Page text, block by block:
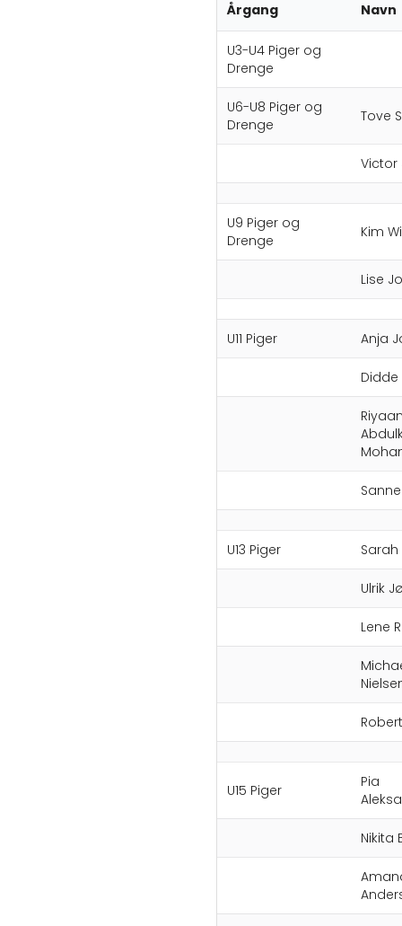
Årgang Navn
U3-U4 Piger og
Drenge
U6-U8 Piger og
Drenge
Tove
Victor
U9 Piger og
Drenge
Kim
Lise
U11 Piger Anja
Didde
U13 Piger Sarah
Ulrik
Lene
U15 Piger
Pia
Nikita